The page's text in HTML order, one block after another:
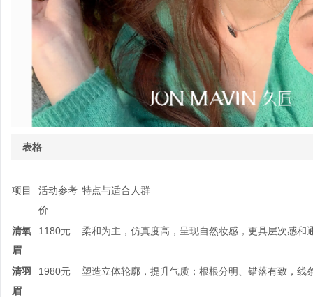
表格
项目
活动参考
价
特点与适合人群
清氧
眉
1180元 柔和为主，仿真度高，呈现自然妆感，更具层次感
清羽
眉
1980元 塑造立体轮廓，提升气质；根根分明、错落有致，